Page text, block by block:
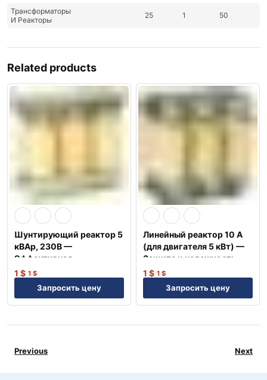
Трансформаторы
И Реакторы
25 1 50
Related products
Шунтирующий реактор 5
кВАр, 230В —
Эффективная
компенсация NEP
1 $ 1 $
Запросить цену
Линейный реактор 10 А
(для двигателя 5 кВт) —
Защита и надежность
NEP
1 $ 1 $
Запросить цену
Previous Next